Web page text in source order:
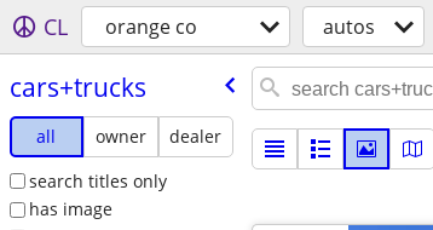
CL orange co autos
cars+trucks
all owner
dealer
search titles only
has image